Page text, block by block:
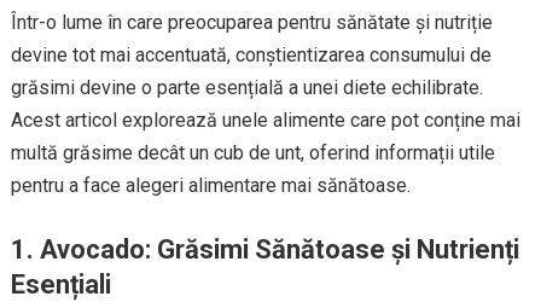
Într-o lume în care preocuparea pentru sănătate și nutriție
devine tot mai accentuată, conștientizarea consumului de
grăsimi devine o parte esențială a unei diete echilibrate.
Acest articol explorează unele alimente care pot conține mai
multă grăsime decât un cub de unt, oferind informații utile
pentru a face alegeri alimentare mai sănătoase.
1. Avocado: Grăsimi Sănătoase și Nutrienți
Esențiali